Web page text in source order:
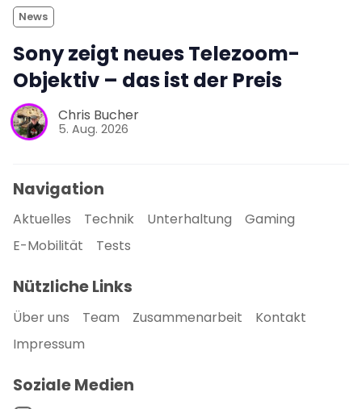
News
Sony zeigt neues Telezoom-
Objektiv – das ist der Preis
Chris Bucher
5. Aug. 2026
Navigation
Aktuelles Technik Unterhaltung
Gaming
E-Mobilität
Tests
Nützliche Links
Über uns Team Zusammenarbeit
Kontakt
Impressum
Soziale Medien